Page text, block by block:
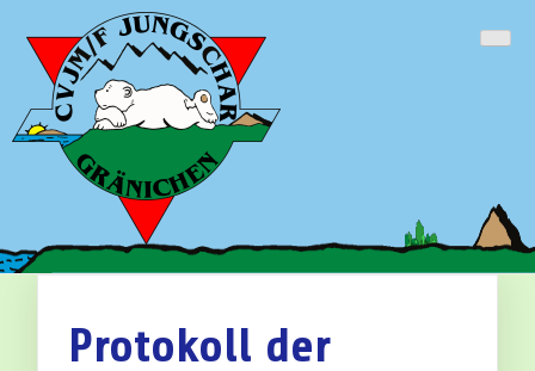
content
Cevi Gränichen
Protokoll der